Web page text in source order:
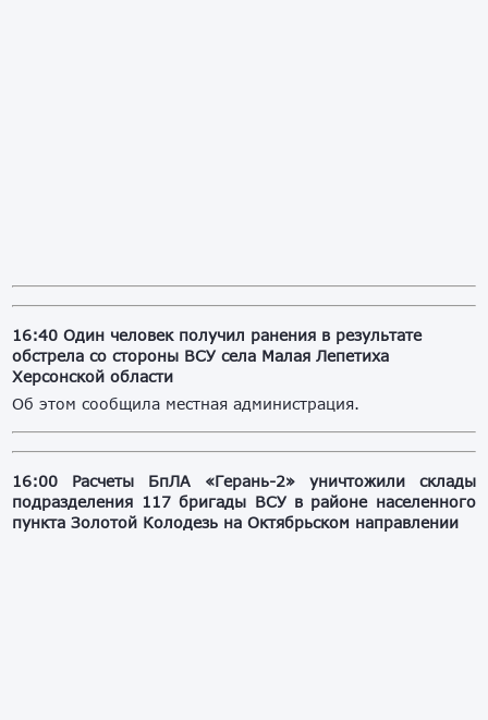
16:40Один человек получил ранения в результате
обстрела со стороны ВСУ села Малая Лепетиха
Херсонской области
Об этом сообщила местная администрация.
16:00 Расчеты БпЛА «Герань-2» уничтожили склады
подразделения 117 бригады ВСУ в районе населенного
пункта Золотой Колодезь на Октябрьском направлении